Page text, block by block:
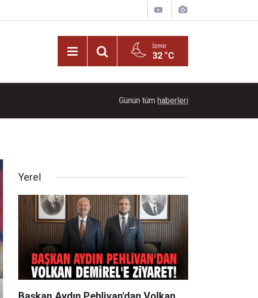
İzmir
32 °C
Ayçiçeği tarlaları ihtişamıyla görenleri büyüledi!
Günün tüm haberleri
Yerel